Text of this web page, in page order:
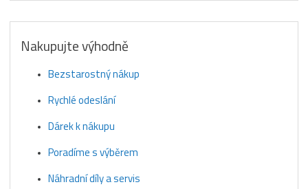
Nakupujte výhodně
Bezstarostný nákup
Rychlé odeslání
Dárek k nákupu
Poradíme s výběrem
Náhradní díly a servis